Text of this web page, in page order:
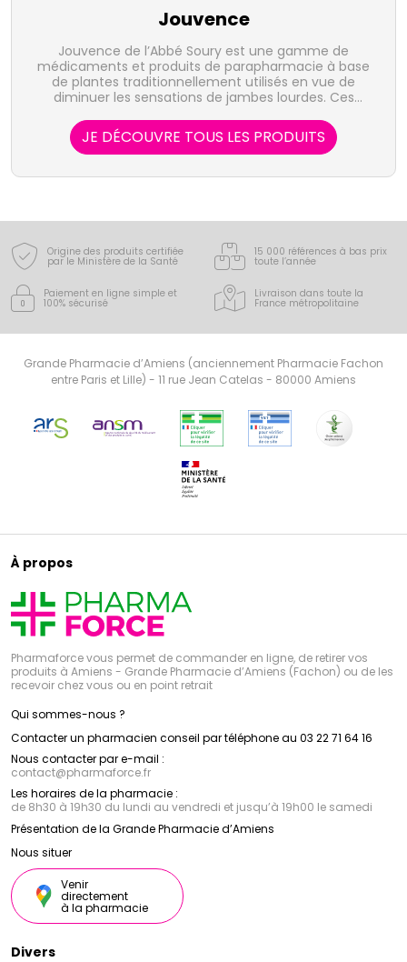
Jouvence
Jouvence de l’Abbé Soury est une gamme de
médicaments et produits de parapharmacie à base
de plantes traditionnellement utilisés en vue de
diminuer les sensations de jambes lourdes. Ces
de plantes (hamamélis, viburnum, calamus et
piscidia que ce soit pour le gel ou le comprimé). Leur
efficacité est reconnue et transmise de générations
en générations depuis plus de 250 ans.
JE DÉCOUVRE TOUS LES PRODUITS
Origine des produits certifiée
par le Ministère de la Santé
15 000 références à bas prix
toute l’année
Paiement en ligne simple et
100% sécurisé
Livraison dans toute la
France métropolitaine
Grande Pharmacie d’Amiens (anciennement Pharmacie Fachon
entre Paris et Lille) - 11 rue Jean Catelas - 80000 Amiens
À propos
Pharmaforce vous permet de commander en ligne, de retirer vos
produits à Amiens - Grande Pharmacie d’Amiens (Fachon) ou de les
recevoir chez vous ou en point retrait
Qui sommes-nous ?
Contacter un pharmacien conseil par téléphone au 03 22 71 64 16
Nous contacter par e-mail :
contact@pharmaforce.fr
Les horaires de la pharmacie :
de 8h30 à 19h30 du lundi au vendredi et jusqu’à 19h00 le samedi
Présentation de la Grande Pharmacie d’Amiens
Nous situer
Venir
directement
à la pharmacie
Divers